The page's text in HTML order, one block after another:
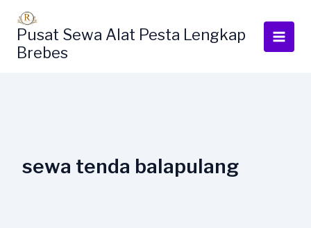
kontenPusat Sewa Alat Pesta Lengkap
Brebes
sewa tenda balapulang